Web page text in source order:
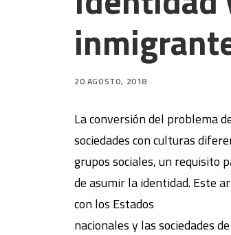
20 AGOSTO, 2018
La conversión del problema
sociedades con culturas
grupos sociales, un requisito
de asumir la identidad. Este
con los Estados
nacionales y las sociedades